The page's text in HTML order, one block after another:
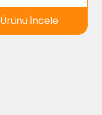
Ürünü İncele